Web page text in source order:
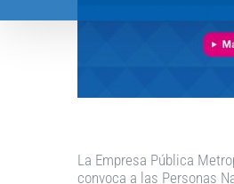
La Empresa Pública
convoca a las Personas